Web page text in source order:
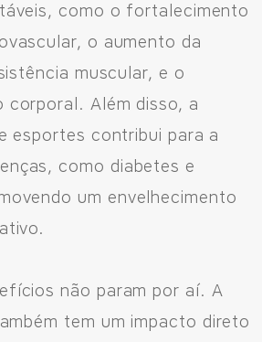
como o fortalecimento
o aumento da
muscular, e o
corporal. Além disso, a
esportes contribui para a
como diabetes e
um envelhecimento
não param por aí. A
tem um impacto direto